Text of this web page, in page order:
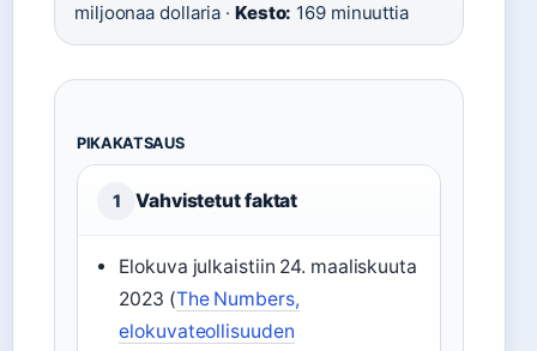
miljoonaa dollaria · Kesto: 169 minuuttia
PIKAKATSAUS
1 Vahvistetut faktat
Elokuva julkaistiin 24. maaliskuuta
2023 (The Numbers,
elokuvateollisuuden